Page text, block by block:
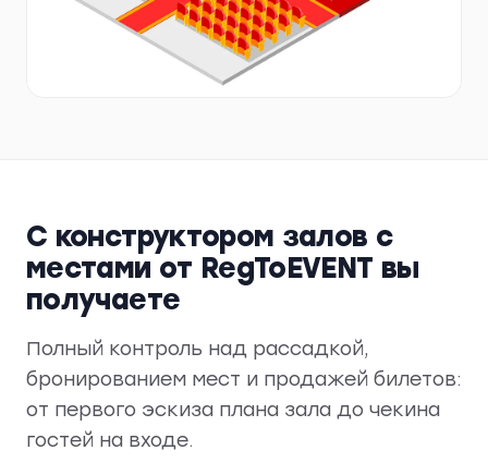
С конструктором залов с
местами от RegToEVENT вы
получаете
Полный контроль над рассадкой,
бронированием мест и продажей билетов:
от первого эскиза плана зала до чекина
гостей на входе.